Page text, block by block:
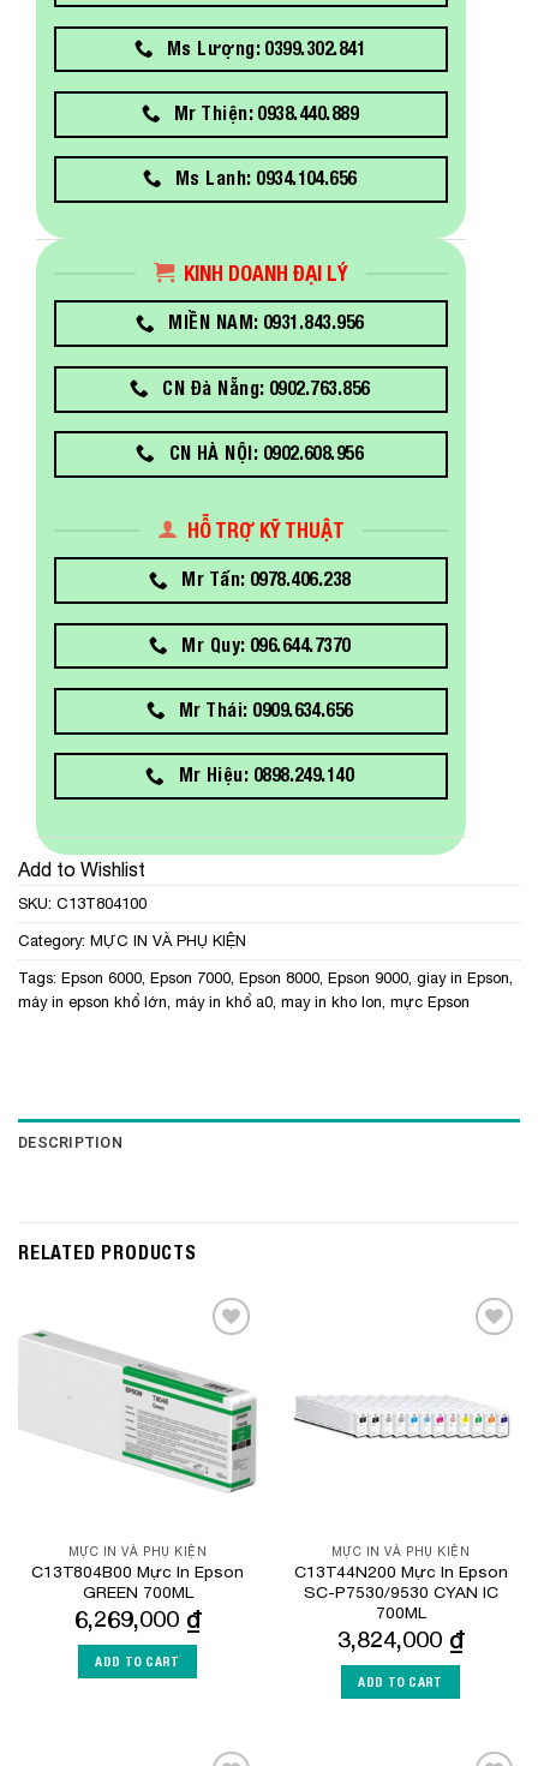
Ms Lượng: 0399.302.841
Mr Thiện: 0938.440.889
Ms Lanh: 0934.104.656
KINH DOANH ĐẠI LÝ
MIỀN NAM: 0931.843.956
CN Đà Nẵng: 0902.763.856
CN HÀ NỘI: 0902.608.956
HỖ TRỢ KỸ THUẬT
Mr Tấn: 0978.406.238
Mr Quy: 096.644.7370
Mr Thái: 0909.634.656
Mr Hiệu: 0898.249.140
Add to Wishlist
SKU: C13T804100
Category: MỰC IN VÀ PHỤ KIỆN
Tags: Epson 6000 Epson 7000 Epson 8000 Epson 9000 giay in Epson
máy in epson khổ lớn máy in khổ a0 may in kho lon mực Epson
DESCRIPTION
RELATED PRODUCTS
MỰC IN VÀ PHỤ KIỆN
C13T804B00 Mực In Epson
GREEN 700ML
6,269,000 ₫
ADD TO CART
MỰC IN VÀ PHỤ KIỆN
C13T44N200 Mực In Epson
SC-P7530/9530 CYAN IC
700ML
3,824,000 ₫
ADD TO CART